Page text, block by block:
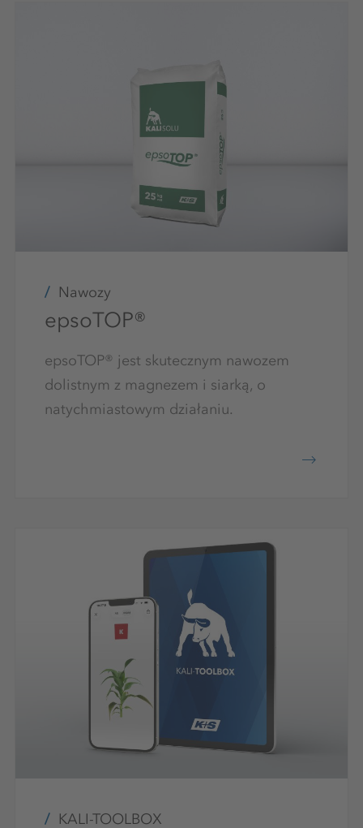
Nawozy
epsoTOP®
epsoTOP® jest skutecznym nawozem
dolistnym z magnezem i siarką, o
natychmiastowym działaniu.
KALI-TOOLBOX